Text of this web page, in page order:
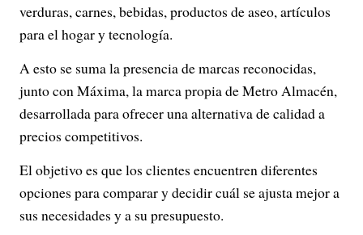
verduras, carnes, bebidas, productos de aseo, artículos
para el hogar y tecnología.
A esto se suma la presencia de marcas reconocidas,
junto con Máxima, la marca propia de Metro Almacén,
desarrollada para ofrecer una alternativa de calidad a
precios competitivos.
El objetivo es que los clientes encuentren diferentes
opciones para comparar y decidir cuál se ajusta mejor a
sus necesidades y a su presupuesto.